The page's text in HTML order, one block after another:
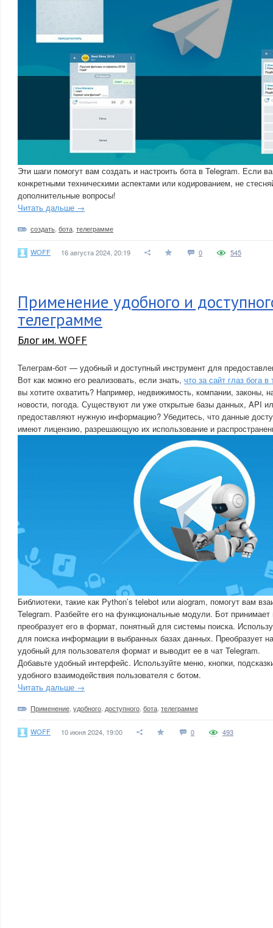
Эти шаги помогут вам создать и настроить бота в Telegram. Если
конкретными техническими аспектами или кодированием, не
дополнительные вопросы!
Читать дальше →
создать бота телеграмме
WOFF 16 августа 2024, 20:19 0 545
Применение удобного и
телеграмме
Блог им. WOFF
Телеграм-бот — удобный и доступный инструмент для
Вот как можно его реализовать, если знать, что за сайт глаз бога в
вы хотите охватить? Например, недвижимость, компании, законы,
новости, погода. Существуют ли уже открытые базы данных, API
предоставляют нужную информацию? Убедитесь, что данные
имеют лицензию, разрешающую их использование и
Библиотеки, такие как Python’s telebot или aiogram, помогут вам
Telegram. Разбейте его на функциональные модули. Бот принимает
преобразует его в формат, понятный для системы поиска.
для поиска информации в выбранных базах данных. Преобразует
удобный для пользователя формат и выводит ее в чат Telegram.
Добавьте удобный интерфейс. Используйте меню, кнопки,
удобного взаимодействия пользователя с ботом.
Читать дальше →
Применение удобного доступного бота телеграмме
WOFF 10 июня 2024, 19:00 0 493